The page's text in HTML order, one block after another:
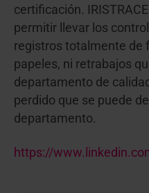
certificación.
permitir llevar los
registros totalmente de
papeles, ni retrabajos
departamento de
perdido que se puede
departamento.
https://